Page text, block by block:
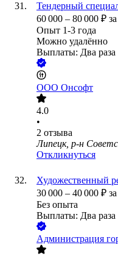
Тендерный
60 000 – 80 000 ₽
Опыт 1-3 года
Можно удалённо
Выплаты: Два раза
ООО Онсофт
4.0
•
2 отзыва
Липецк, р-н
Откликнуться
Художественный
30 000 – 40 000 ₽
Без опыта
Выплаты: Два раза
Администрация